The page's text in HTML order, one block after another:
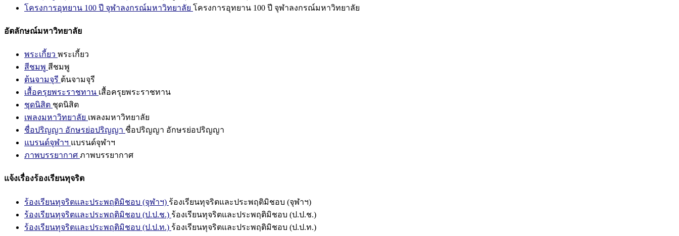
โครงการอุทยาน 100 ปี จุฬาลงกรณ์มหาวิทยาลัย โครงการอุทยาน 100 ปี จุฬาลงกรณ์มหาวิทยาลัย
อัตลักษณ์มหาวิทยาลัย
พระเกี้ยว พระเกี้ยว
สีชมพู สีชมพู
ต้นจามจุรี ต้นจามจุรี
เสื้อครุยพระราชทาน เสื้อครุยพระราชทาน
ชุดนิสิต ชุดนิสิต
เพลงมหาวิทยาลัย เพลงมหาวิทยาลัย
ชื่อปริญญา อักษรย่อปริญญา ชื่อปริญญา อักษรย่อปริญญา
แบรนด์จุฬาฯ แบรนด์จุฬาฯ
ภาพบรรยากาศ ภาพบรรยากาศ
แจ้งเรื่องร้องเรียนทุจริต
ร้องเรียนทุจริตและประพฤติมิชอบ (จุฬาฯ) ร้องเรียนทุจริตและประพฤติมิชอบ (จุฬาฯ)
ร้องเรียนทุจริตและประพฤติมิชอบ (ป.ป.ช.) ร้องเรียนทุจริตและประพฤติมิชอบ (ป.ป.ช.)
ร้องเรียนทุจริตและประพฤติมิชอบ (ป.ป.ท.) ร้องเรียนทุจริตและประพฤติมิชอบ (ป.ป.ท.)